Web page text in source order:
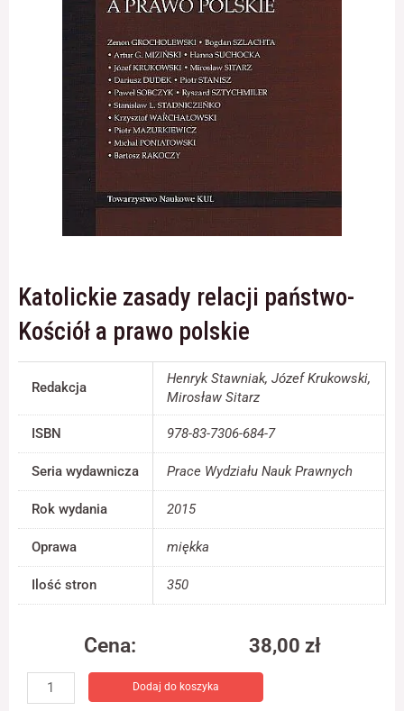
Katolickie zasady relacji państwo-
Kościół a prawo polskie
Redakcja
Henryk Stawniak, Józef Krukowski,
Mirosław Sitarz
ISBN 978-83-7306-684-7
Seria wydawnicza Prace Wydziału Nauk Prawnych
Rok wydania 2015
Oprawa miękka
Ilość stron 350
Cena: 38,00 zł
ilość
Katolickie
Dodaj do koszyka
one potrzebne
do
Statystyka
Abyśmy mogli
i strukturę
strony
internetowej,
na podstawie
jest używana.
Doświadczenie
twojego przejścia
odrzucisz te pliki
cookie, niektóre
funkcje znikną ze
internetowej.